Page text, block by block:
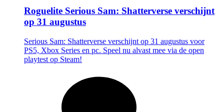
Roguelite Serious Sam: Shatterverse verschijnt
op 31 augustus
Serious Sam: Shatterverse verschijnt op 31 augustus voor
PS5, Xbox Series en pc. Speel nu alvast mee via de open
playtest op Steam!